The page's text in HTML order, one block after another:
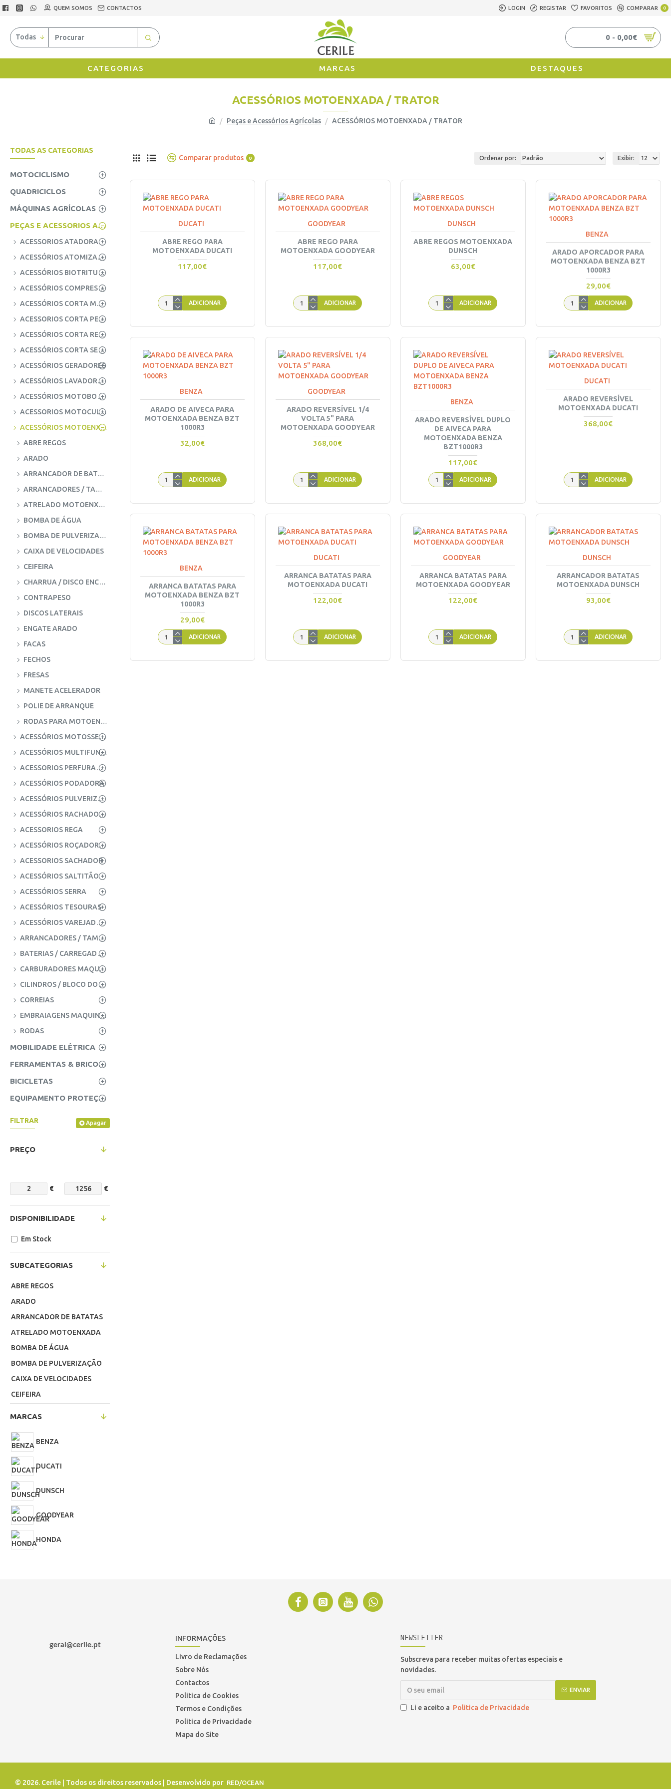
QUEM SOMOS CONTACTOS LOGIN REGISTAR FAVORITOS COMPARAR 0
Todas 0 - 0,00€
CATEGORIAS MARCAS DESTAQUES
Peças e Acessórios Agrícolas ACESSÓRIOS MOTOENXADA / TRATOR
ACESSÓRIOS MOTOENXADA / TRATOR
TODAS AS CATEGORIAS
MOTOCICLISMO
QUADRICICLOS
MÁQUINAS AGRÍCOLAS
PEÇAS E ACESSORIOS AGRICOLAS
ACESSORIOS ATADORA
ACESSÓRIOS ATOMIZADOR / SOPRADOR
ACESSÓRIOS BIOTRITURADOR
ACESSÓRIOS COMPRESSOR AR
ACESSÓRIOS CORTA MATO / DESTROÇADOR
ACESSORIOS CORTA PEDRA
ACESSÓRIOS CORTA RELVA
ACESSÓRIOS CORTA SEBES
ACESSÓRIOS GERADORES
ACESSÓRIOS LAVADORA ALTA PRESSÃO
ACESSÓRIOS MOTOBOMBAS
ACESSORIOS MOTOCULTIVADOR
ACESSÓRIOS MOTOENXADA / TRATOR
ABRE REGOS
ARADO
ARRANCADOR DE BATATAS
ARRANCADORES / TAMPA ARRANQUE
ATRELADO MOTOENXADA
BOMBA DE ÁGUA
BOMBA DE PULVERIZAÇÃO
CAIXA DE VELOCIDADES
CEIFEIRA
CHARRUA / DISCO ENCABAR
CONTRAPESO
DISCOS LATERAIS
ENGATE ARADO
FACAS
FECHOS
FRESAS
MANETE ACELERADOR
POLIE DE ARRANQUE
RODAS PARA MOTOENXADA
ACESSÓRIOS MOTOSSERRA
ACESSÓRIOS MULTIFUNÇÕES
ACESSORIOS PERFURADORA
ACESSÓRIOS PODADORA
ACESSÓRIOS PULVERIZADOR
ACESSÓRIOS RACHADORES DE LENHA
ACESSORIOS REGA
ACESSÓRIOS ROÇADORAS
ACESSORIOS SACHADOR
ACESSÓRIOS SALTITÃO
ACESSÓRIOS SERRA
ACESSÓRIOS TESOURAS
ACESSÓRIOS VAREJADORES
ARRANCADORES / TAMPAS ARRANQUE
BATERIAS / CARREGADORES MÁQUINAS AGRÍCOLAS
CARBURADORES MAQUINAS AGRICOLAS & CONTRUÇÃO
CILINDROS / BLOCO DO MOTOR
CORREIAS
EMBRAIAGENS MAQUINAS AGRICOLAS
RODAS
MOBILIDADE ELÉTRICA
FERRAMENTAS & BRICOLAGE
BICICLETAS
EQUIPAMENTO PROTEÇÃO INDIVIDUAL (EPI'S)
FILTRAR Apagar
PREÇO
€ €
SUBCATEGORIAS
ABRE REGOS
ARADO
ARRANCADOR DE BATATAS
ATRELADO MOTOENXADA
BOMBA DE ÁGUA
BOMBA DE PULVERIZAÇÃO
CAIXA DE VELOCIDADES
CEIFEIRA
DISCOS LATERAIS
ENGATE ARADO
FACAS
FECHOS
FRESAS
MANETE ACELERADOR
POLIE DE ARRANQUE
RODAS PARA MOTOENXADA
MARCAS
BENZA
DUCATI
DUNSCH
GOODYEAR
HONDA
DISPONIBILIDADE
Em Stock
Comparar produtos 0 Ordenar por: Exibir:
DUCATI
ABRE REGO PARA
MOTOENXADA DUCATI
117,00€
ADICIONAR
GOODYEAR
ABRE REGO PARA
MOTOENXADA GOODYEAR
117,00€
ADICIONAR
DUNSCH
ABRE REGOS MOTOENXADA
DUNSCH
63,00€
ADICIONAR
BENZA
ARADO APORCADOR PARA
MOTOENXADA BENZA BZT
1000R3
29,00€
ADICIONAR
BENZA
ARADO DE AIVECA PARA
MOTOENXADA BENZA BZT
1000R3
32,00€
ADICIONAR
GOODYEAR
ARADO REVERSÍVEL 1/4
VOLTA 5" PARA
MOTOENXADA GOODYEAR
368,00€
ADICIONAR
BENZA
ARADO REVERSÍVEL DUPLO
DE AIVECA PARA
MOTOENXADA BENZA
BZT1000R3
117,00€
ADICIONAR
DUCATI
ARADO REVERSÍVEL
MOTOENXADA DUCATI
368,00€
ADICIONAR
BENZA
ARRANCA BATATAS PARA
MOTOENXADA BENZA BZT
1000R3
29,00€
ADICIONAR
DUCATI
ARRANCA BATATAS PARA
MOTOENXADA DUCATI
122,00€
ADICIONAR
GOODYEAR
ARRANCA BATATAS PARA
MOTOENXADA GOODYEAR
122,00€
ADICIONAR
DUNSCH
ARRANCADOR BATATAS
MOTOENXADA DUNSCH
93,00€
ADICIONAR
geral@cerile.pt
INFORMAÇÕES
Livro de Reclamações
Sobre Nós
Contactos
Politica de Cookies
Termos e Condições
Politica de Privacidade
Mapa do Site
NEWSLETTER
Subscreva para receber muitas ofertas especiais e
novidades.
ENVIAR
Li e aceito a Politica de Privacidade
© 2026. Cerile | Todos os direitos reservados | Desenvolvido por RED/OCEAN